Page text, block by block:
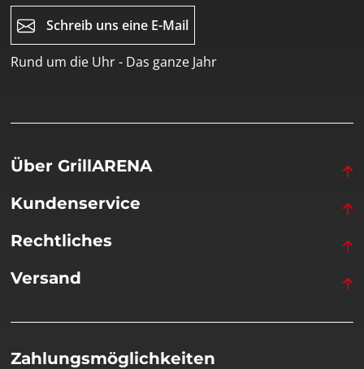
Schreib uns eine E-Mail
Rund um die Uhr - Das ganze Jahr
Über GrillARENA
Kundenservice
Rechtliches
Versand
Zahlungsmöglichkeiten